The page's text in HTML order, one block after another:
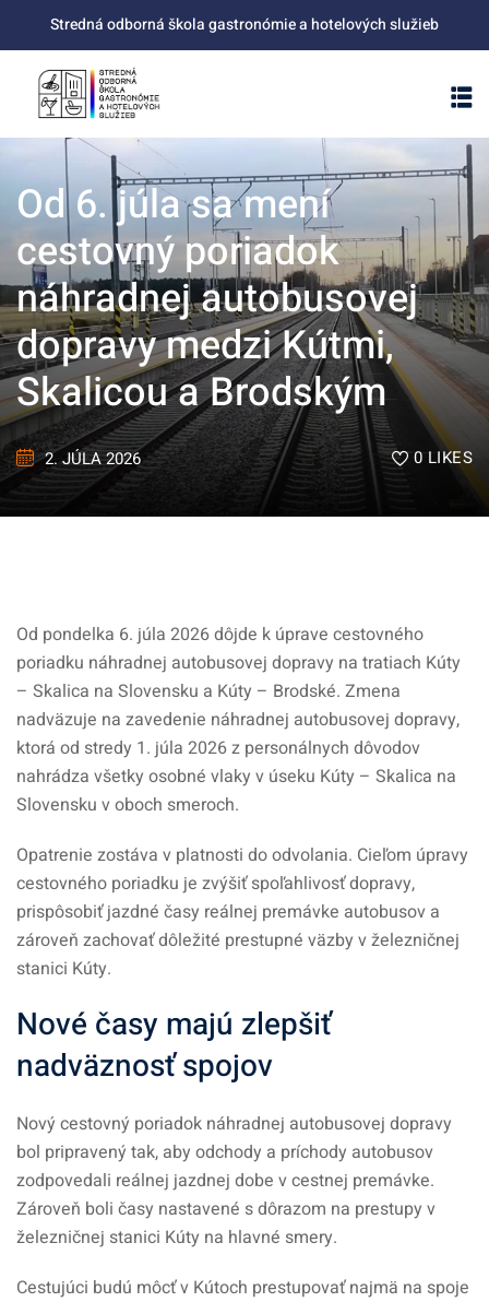
content
Stredná odborná škola gastronómie a hotelových služieb
Od 6. júla sa mení
cestovný poriadok
náhradnej autobusovej
dopravy medzi Kútmi,
Skalicou a Brodským
2. JÚLA 2026 0 LIKES
Od pondelka 6. júla 2026 dôjde k úprave cestovného
poriadku náhradnej autobusovej dopravy na tratiach Kúty
– Skalica na Slovensku a Kúty – Brodské. Zmena
nadväzuje na zavedenie náhradnej autobusovej dopravy,
ktorá od stredy 1. júla 2026 z personálnych dôvodov
nahrádza všetky osobné vlaky v úseku Kúty – Skalica na
Slovensku v oboch smeroch.
Opatrenie zostáva v platnosti do odvolania. Cieľom úpravy
cestovného poriadku je zvýšiť spoľahlivosť dopravy,
prispôsobiť jazdné časy reálnej premávke autobusov a
zároveň zachovať dôležité prestupné väzby v železničnej
stanici Kúty.
Nové časy majú zlepšiť
nadväznosť spojov
Nový cestovný poriadok náhradnej autobusovej dopravy
bol pripravený tak, aby odchody a príchody autobusov
zodpovedali reálnej jazdnej dobe v cestnej premávke.
Zároveň boli časy nastavené s dôrazom na prestupy v
železničnej stanici Kúty na hlavné smery.
Cestujúci budú môcť v Kútoch prestupovať najmä na spoje